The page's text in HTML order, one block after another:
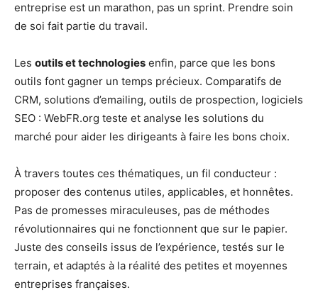
entreprise est un marathon, pas un sprint. Prendre soin
de soi fait partie du travail.
Les outils et technologies enfin, parce que les bons
outils font gagner un temps précieux. Comparatifs de
CRM, solutions d’emailing, outils de prospection, logiciels
SEO : WebFR.org teste et analyse les solutions du
marché pour aider les dirigeants à faire les bons choix.
À travers toutes ces thématiques, un fil conducteur :
proposer des contenus utiles, applicables, et honnêtes.
Pas de promesses miraculeuses, pas de méthodes
révolutionnaires qui ne fonctionnent que sur le papier.
Juste des conseils issus de l’expérience, testés sur le
terrain, et adaptés à la réalité des petites et moyennes
entreprises françaises.